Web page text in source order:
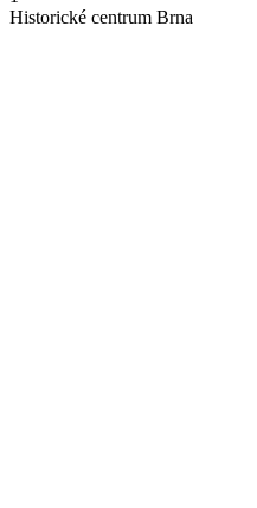
Historické centrum Brna